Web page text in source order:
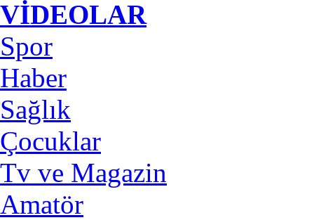
VİDEOLAR
Spor
Haber
Sağlık
Çocuklar
Tv ve Magazin
Amatör